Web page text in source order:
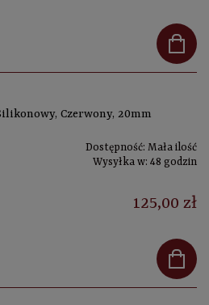
Czerwony, 20mm
Dostępność: Mała ilość
Wysyłka w: 48 godzin
125,00 zł